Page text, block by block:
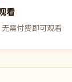
看
需付费即可观看